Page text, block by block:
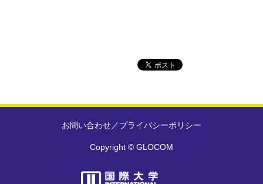
お問い合わせ／プライバシーポリシー
Copyright © GLOCOM